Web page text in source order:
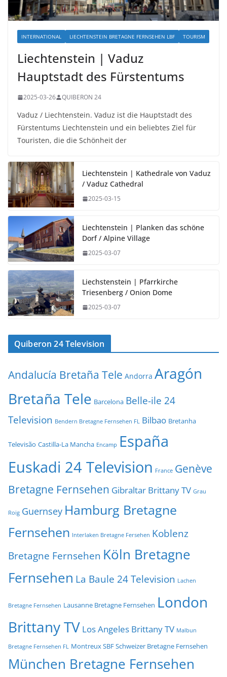
INTERNATIONAL LIECHTENSTEIN BRETAGNE FERNSEHEN LBF TOURISM
Liechtenstein | Vaduz
Hauptstadt des Fürstentums
2025-03-26 QUIBERON 24
Vaduz / Liechtenstein. Vaduz ist die Hauptstadt des
Fürstentums Liechtenstein und ein beliebtes Ziel für
Touristen, die die Schönheit der
Liechtenstein | Kathedrale von Vaduz
/ Vaduz Cathedral
2025-03-15
Liechtenstein | Planken das schöne
Dorf / Alpine Village
2025-03-07
Liechstenstein | Pfarrkirche
Triesenberg / Onion Dome
2025-03-07
Quiberon 24 Television
Andalucía Bretaña Tele Andorra Aragón
Bretaña Tele Barcelona Belle-ile 24
Television Bendern Bretagne Fernsehen FL Bilbao Bretanha
Televisão Castilla-La Mancha Encamp España
Euskadi 24 Television France Genève
Bretagne Fernsehen Gibraltar Brittany TV Grau
Roig Guernsey Hamburg Bretagne
Fernsehen Interlaken Bretagne Fersehen Koblenz
Bretagne Fernsehen Köln Bretagne
Fernsehen La Baule 24 Television Lachen
Bretagne Fernsehen Lausanne Bretagne Fernsehen London
Brittany TV Los Angeles Brittany TV Malbun
Bretagne Fernsehen FL Montreux SBF Schweizer Bretagne Fernsehen
München Bretagne Fernsehen